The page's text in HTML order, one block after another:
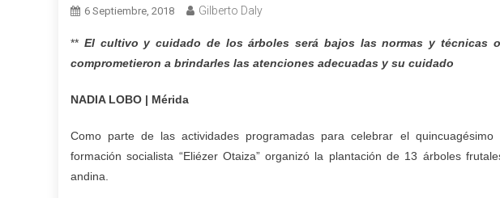
6 Septiembre, 2018 Gilberto Daly
** El cultivo y cuidado de los árboles será bajos las normas y técnicas
comprometieron a brindarles las atenciones adecuadas y su cuidado
NADIA LOBO | Mérida
Como parte de las actividades programadas para celebrar el
formación socialista “Eliézer Otaiza” organizó la plantación de 13 árboles
andina.